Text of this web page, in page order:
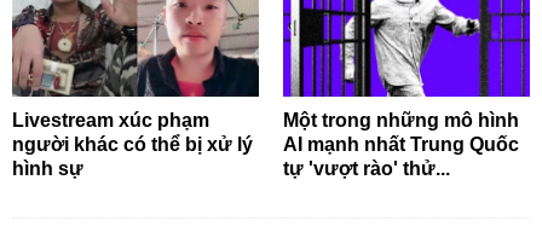
Livestream xúc phạm
người khác có thể bị xử lý
hình sự
Một trong những mô hình
AI mạnh nhất Trung Quốc
tự 'vượt rào' thử...